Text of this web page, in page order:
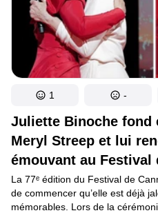
Juliette Binoche fond
Meryl Streep et lui
émouvant au Festival
La 77ᵉ édition du Festival de
de commencer qu’elle est déjà
mémorables. Lors de la
1 -
Couple
Histoires
Éducation
Tests
Maison